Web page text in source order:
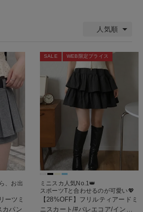
人気順
、お出
ーツミ
カパン
SALE WEB限定プライス
ミニスカ人気No.1👑
スポーツTと合わせるのが可愛い💖
【28%OFF】フリルティアードミ
ニスカート/#バレエコア/インナ